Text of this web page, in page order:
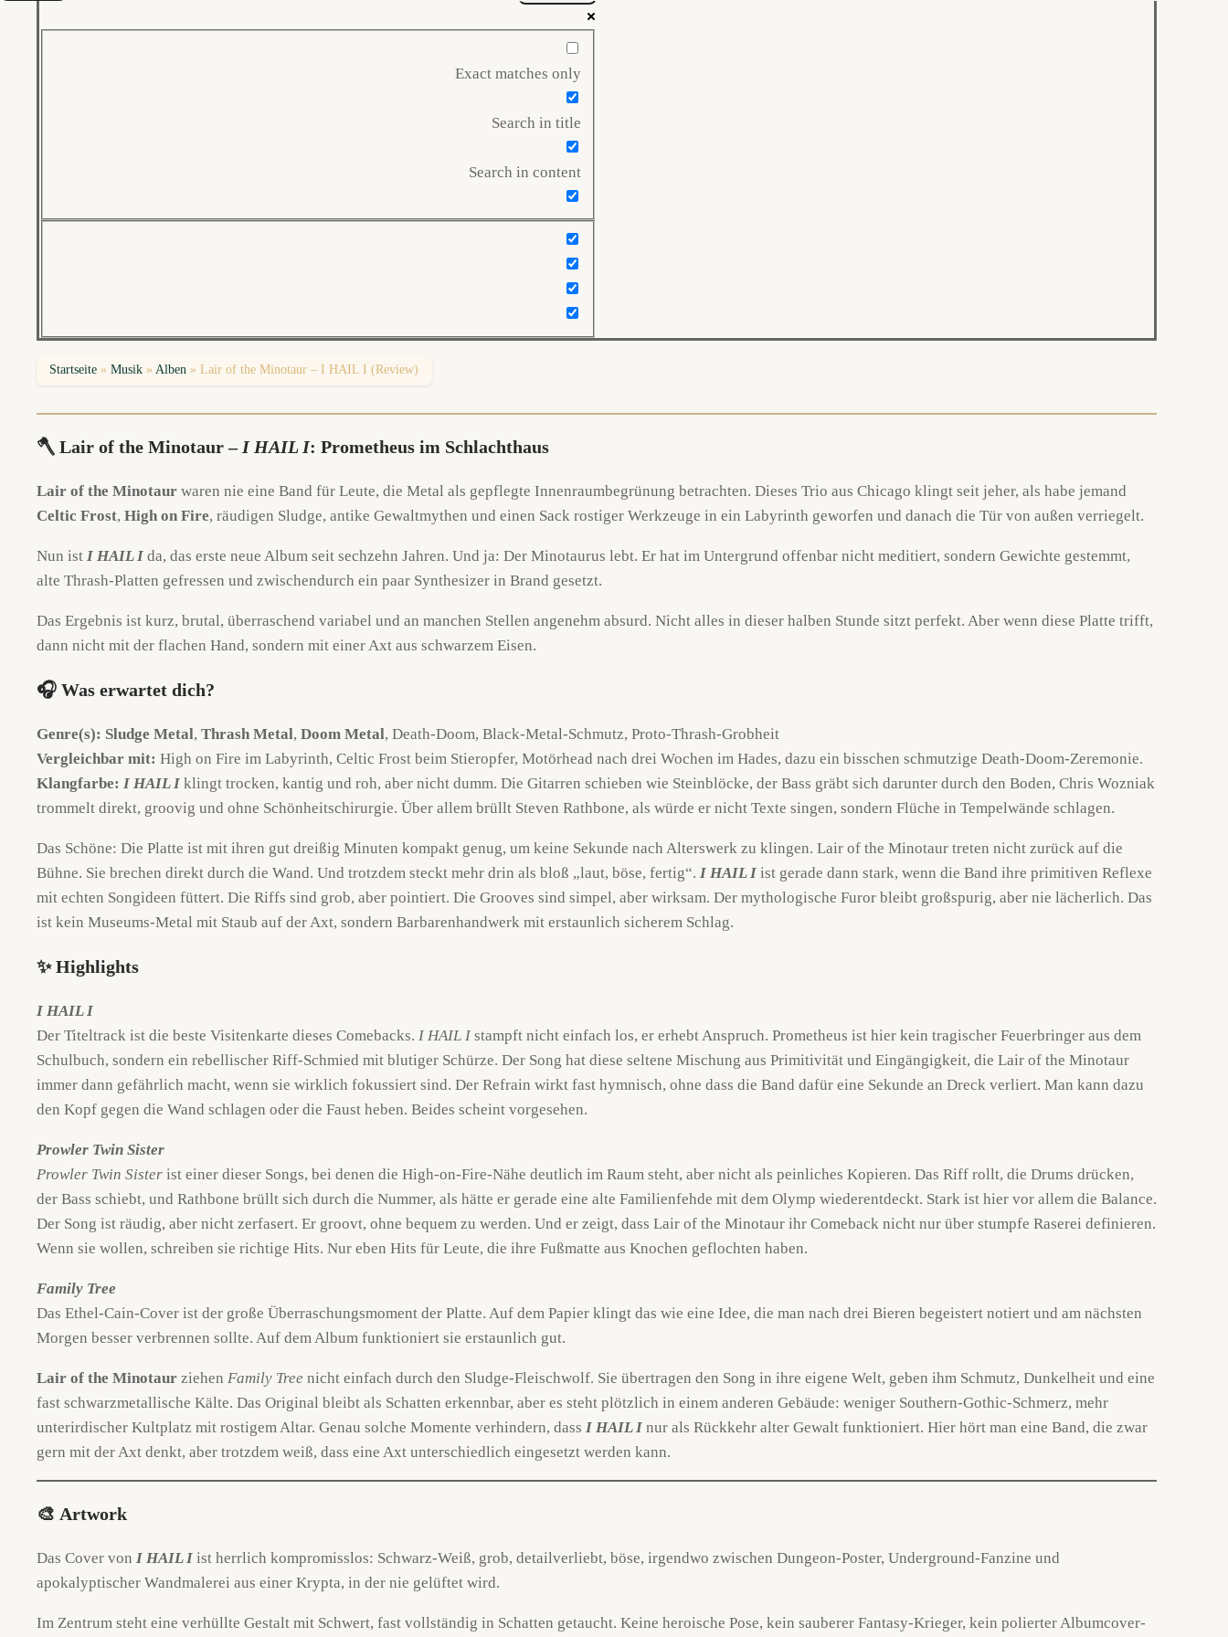
Exact matches only
Search in title
Search in content
Startseite »Musik » Alben »Lair of the Minotaur – I HAIL I (Review)
‪‪🪓 Lair of the Minotaur – I HAIL I: Prometheus im Schlachthaus
Lair of the Minotaur waren nie eine Band für Leute, die Metal als gepflegte Innenraumbegrünung betrachten. Dieses Trio aus Chicago klingt seit jeher, als habe jemand
Celtic Frost, High on Fire, räudigen Sludge, antike Gewaltmythen und einen Sack rostiger Werkzeuge in ein Labyrinth geworfen und danach die Tür von außen verriegelt.
Nun ist I HAIL I da, das erste neue Album seit sechzehn Jahren. Und ja: Der Minotaurus lebt. Er hat im Untergrund offenbar nicht meditiert, sondern Gewichte gestemmt,
alte Thrash-Platten gefressen und zwischendurch ein paar Synthesizer in Brand gesetzt.
Das Ergebnis ist kurz, brutal, überraschend variabel und an manchen Stellen angenehm absurd. Nicht alles in dieser halben Stunde sitzt perfekt. Aber wenn diese Platte trifft,
dann nicht mit der flachen Hand, sondern mit einer Axt aus schwarzem Eisen.
🎧 Was erwartet dich?
Genre(s): Sludge Metal, Thrash Metal, Doom Metal, Death-Doom, Black-Metal-Schmutz, Proto-Thrash-Grobheit
Vergleichbar mit: High on Fire im Labyrinth, Celtic Frost beim Stieropfer, Motörhead nach drei Wochen im Hades, dazu ein bisschen schmutzige Death-Doom-Zeremonie.
Klangfarbe: I HAIL I klingt trocken, kantig und roh, aber nicht dumm. Die Gitarren schieben wie Steinblöcke, der Bass gräbt sich darunter durch den Boden, Chris Wozniak
trommelt direkt, groovig und ohne Schönheitschirurgie. Über allem brüllt Steven Rathbone, als würde er nicht Texte singen, sondern Flüche in Tempelwände schlagen.
Das Schöne: Die Platte ist mit ihren gut dreißig Minuten kompakt genug, um keine Sekunde nach Alterswerk zu klingen. Lair of the Minotaur treten nicht zurück auf die
Bühne. Sie brechen direkt durch die Wand. Und trotzdem steckt mehr drin als bloß „laut, böse, fertig“. I HAIL I ist gerade dann stark, wenn die Band ihre primitiven Reflexe
mit echten Songideen füttert. Die Riffs sind grob, aber pointiert. Die Grooves sind simpel, aber wirksam. Der mythologische Furor bleibt großspurig, aber nie lächerlich. Das
ist kein Museums-Metal mit Staub auf der Axt, sondern Barbarenhandwerk mit erstaunlich sicherem Schlag.
✨Highlights
I HAIL I
Der Titeltrack ist die beste Visitenkarte dieses Comebacks. I HAIL I stampft nicht einfach los, er erhebt Anspruch. Prometheus ist hier kein tragischer Feuerbringer aus dem
Schulbuch, sondern ein rebellischer Riff-Schmied mit blutiger Schürze. Der Song hat diese seltene Mischung aus Primitivität und Eingängigkeit, die Lair of the Minotaur
immer dann gefährlich macht, wenn sie wirklich fokussiert sind. Der Refrain wirkt fast hymnisch, ohne dass die Band dafür eine Sekunde an Dreck verliert. Man kann dazu
den Kopf gegen die Wand schlagen oder die Faust heben. Beides scheint vorgesehen.
Prowler Twin Sister
Prowler Twin Sister ist einer dieser Songs, bei denen die High-on-Fire-Nähe deutlich im Raum steht, aber nicht als peinliches Kopieren. Das Riff rollt, die Drums drücken,
der Bass schiebt, und Rathbone brüllt sich durch die Nummer, als hätte er gerade eine alte Familienfehde mit dem Olymp wiederentdeckt. Stark ist hier vor allem die Balance.
Der Song ist räudig, aber nicht zerfasert. Er groovt, ohne bequem zu werden. Und er zeigt, dass Lair of the Minotaur ihr Comeback nicht nur über stumpfe Raserei definieren.
Wenn sie wollen, schreiben sie richtige Hits. Nur eben Hits für Leute, die ihre Fußmatte aus Knochen geflochten haben.
Family Tree
Das Ethel-Cain-Cover ist der große Überraschungsmoment der Platte. Auf dem Papier klingt das wie eine Idee, die man nach drei Bieren begeistert notiert und am nächsten
Morgen besser verbrennen sollte. Auf dem Album funktioniert sie erstaunlich gut.
Lair of the Minotaur ziehen Family Tree nicht einfach durch den Sludge-Fleischwolf. Sie übertragen den Song in ihre eigene Welt, geben ihm Schmutz, Dunkelheit und eine
fast schwarzmetallische Kälte. Das Original bleibt als Schatten erkennbar, aber es steht plötzlich in einem anderen Gebäude: weniger Southern-Gothic-Schmerz, mehr
unterirdischer Kultplatz mit rostigem Altar. Genau solche Momente verhindern, dass I HAIL I nur als Rückkehr alter Gewalt funktioniert. Hier hört man eine Band, die zwar
gern mit der Axt denkt, aber trotzdem weiß, dass eine Axt unterschiedlich eingesetzt werden kann.
🎨 Artwork
Das Cover von I HAIL I ist herrlich kompromisslos: Schwarz-Weiß, grob, detailverliebt, böse, irgendwo zwischen Dungeon-Poster, Underground-Fanzine und
apokalyptischer Wandmalerei aus einer Krypta, in der nie gelüftet wird.
Im Zentrum steht eine verhüllte Gestalt mit Schwert, fast vollständig in Schatten getaucht. Keine heroische Pose, kein sauberer Fantasy-Krieger, kein polierter Albumcover-